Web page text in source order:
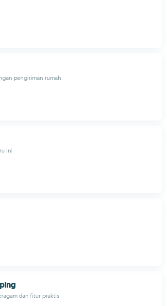
pengiriman rumah
ini
dan fitur praktis